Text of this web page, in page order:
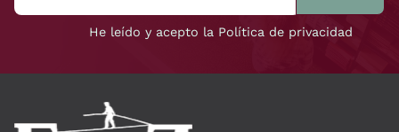
He leído y acepto la Política de privacidad